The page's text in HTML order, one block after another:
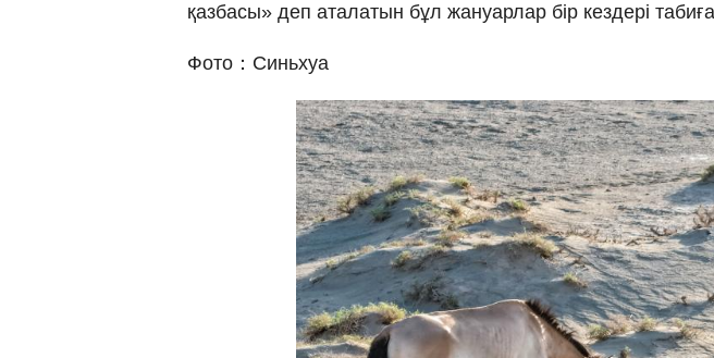
қазбасы» деп аталатын бұл жануарлар бір кездері
Фото：Синьхуа